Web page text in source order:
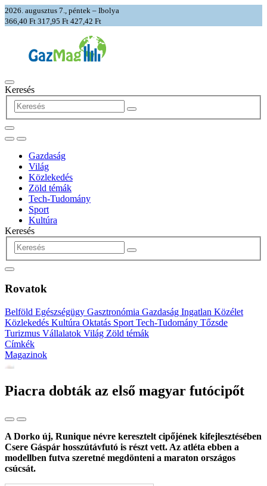
2026. augusztus 7., péntek – Ibolya
366,40 Ft 317,95 Ft 427,42 Ft
Keresés
Gazdaság
Világ
Közlekedés
Zöld témák
Tech-Tudomány
Sport
Kultúra
Keresés
Rovatok
Belföld Egészségügy Gasztronómia Gazdaság Ingatlan Közélet
Közlekedés Kultúra Oktatás Sport Tech-Tudomány Tőzsde
Turizmus Vállalatok Világ Zöld témák
Címkék
Magazinok
Piacra dobták az első magyar futócipőt
A Dorko új, Runique névre keresztelt cipőjének kifejlesztésében
Csere Gáspár hosszútávfutó is részt vett. Az atléta ebben a
modellben futva szeretné megdönteni a maraton országos
csúcsát.